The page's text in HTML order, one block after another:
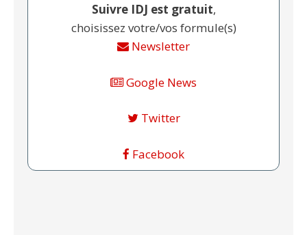
Suivre IDJ est gratuit,
choisissez votre/vos formule(s)
Newsletter
Google News
Twitter
Facebook